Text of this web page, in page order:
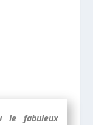
le fabuleux